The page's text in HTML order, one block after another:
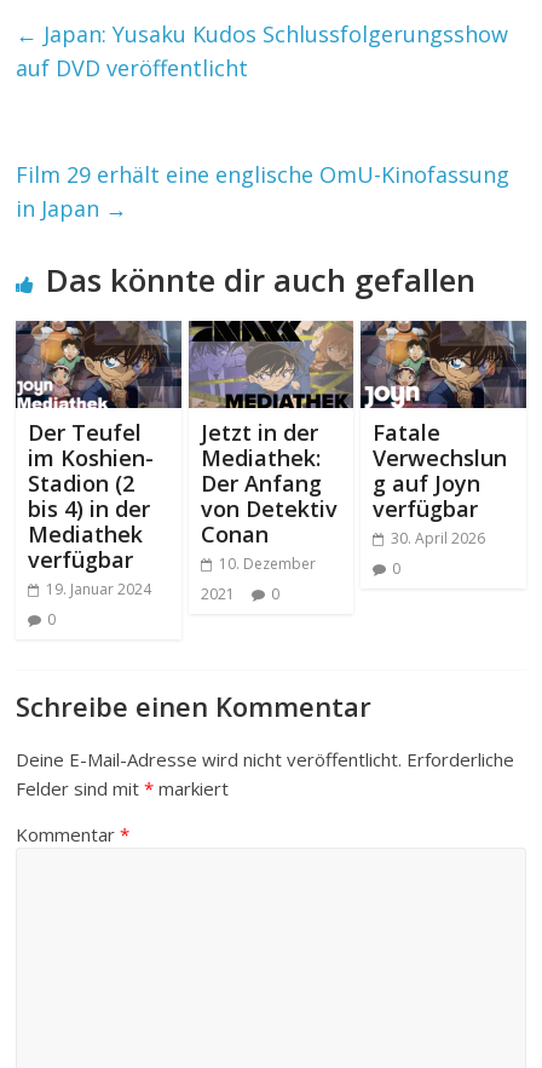
← Japan: Yusaku Kudos Schlussfolgerungsshow
auf DVD veröffentlicht
Film 29 erhält eine englische OmU-Kinofassung
in Japan →
Das könnte dir auch gefallen
Der Teufel
im Koshien-
Stadion (2
bis 4) in der
Mediathek
verfügbar
19. Januar 2024
0
Jetzt in der
Mediathek:
Der Anfang
von Detektiv
Conan
10. Dezember
2021
0
Fatale
Verwechslun
g auf Joyn
verfügbar
30. April 2026
0
Schreibe einen Kommentar
Deine E-Mail-Adresse wird nicht veröffentlicht. Erforderliche
Felder sind mit* markiert
Kommentar*